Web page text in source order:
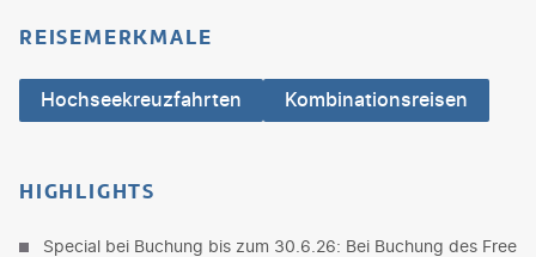
REISEMERKMALE
Hochseekreuzfahrten Kombinationsreisen
HIGHLIGHTS
Special bei Buchung bis zum 30.6.26: Bei Buchung des Free